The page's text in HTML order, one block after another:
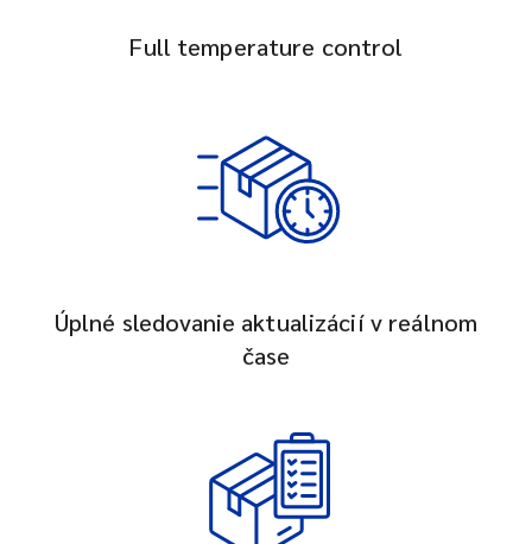
Full temperature control
Úplné sledovanie aktualizácií v reálnom
čase